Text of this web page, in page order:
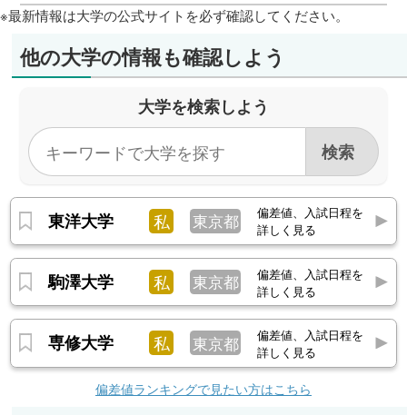
※最新情報は大学の公式サイトを必ず確認してください。
他の大学の情報も確認しよう
大学を検索しよう
東洋大学 私 東京都
偏差値、入試日程を
詳しく見る
駒澤大学 私 東京都
偏差値、入試日程を
詳しく見る
専修大学 私 東京都
偏差値、入試日程を
詳しく見る
偏差値ランキングで見たい方はこちら